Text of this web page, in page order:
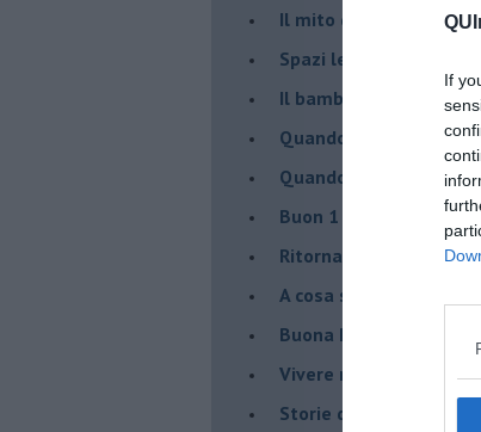
If
​Il mito della madre
Spazi leggeri per tempi
Il bambino, il
​Quando cambia il
​Quando il terapeuta
​Buon 1 Maggio!
Ritornare indietro di
​A cosa serve davvero
​Buona Pasqua e …
​Vivere nell’incertezza
​Storie di rinascita: i